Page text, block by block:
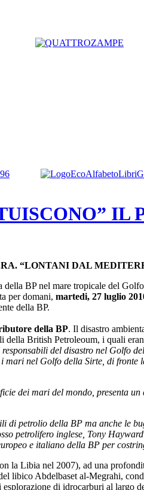
IL
“LONTANI DAL
BP nel mare tropicale del
per domani, martedi, 27 luglio
della BP.
della BP. Il disastro
British Petroleoum, i quali
del disastro nel Golfo
mari nel Golfo della Sirte, di
dei mari del mondo, presenta
petrolio della BP ma anche le
petrolifero inglese, Tony Hayward
e italiano della BP per
la Libia nel 2007), ad una
Abdelbaset al-Megrahi,
di idrocarburi al largo